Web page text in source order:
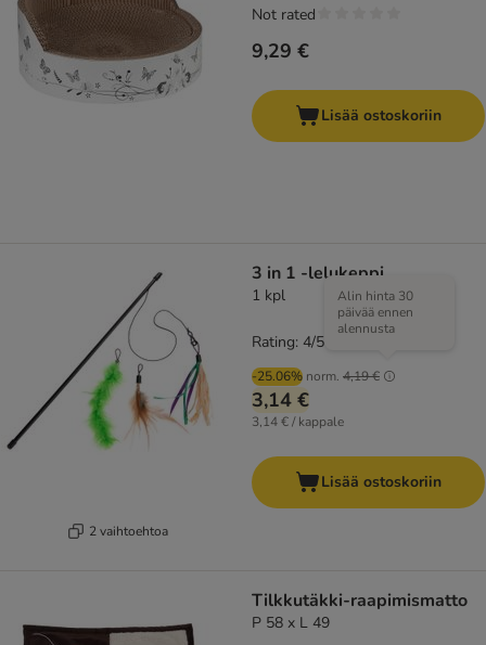
9,29 €
Not rated
Lisää ostoskoriin
2 vaihtoehtoa
3 in 1 -lelukeppi
1 kpl
-25.06% norm. 4,19 €
Alin hinta 30
päivää ennen
alennusta
3,14 €
3,14 € / kappale
Rating: 4/5
Lisää ostoskoriin
Tilkkutäkki-raapimismatto
P 58 x L 49